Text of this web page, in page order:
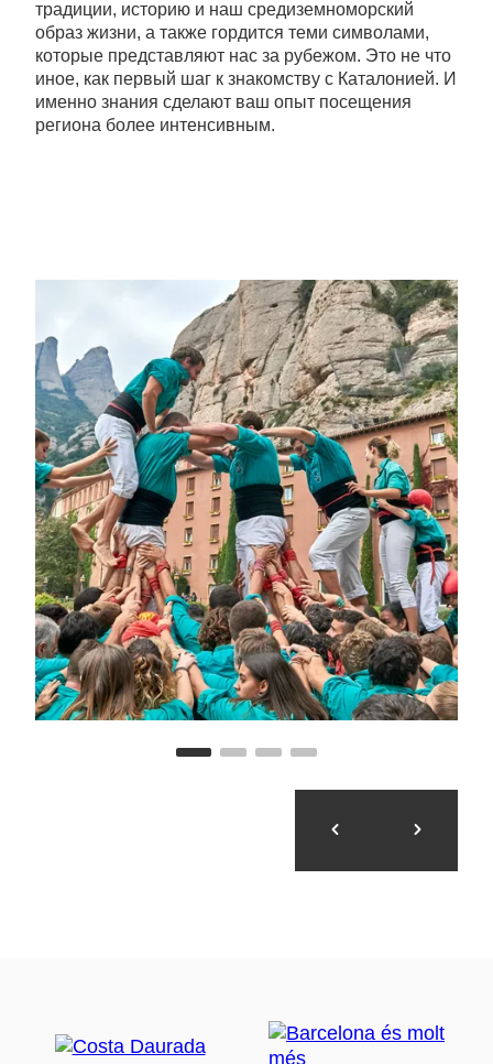
традиции, историю и наш средиземноморский
образ жизни, а также гордится теми символами,
которые представляют нас за рубежом. Это не что
иное, как первый шаг к знакомству с Каталонией. И
именно знания сделают ваш опыт посещения
региона более интенсивным.